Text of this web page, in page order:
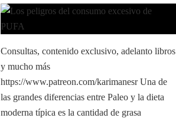
Consultas, contenido exclusivo, adelanto libros
y mucho más
https://www.patreon.com/karimanesr Una de
las grandes diferencias entre Paleo y la dieta
moderna típica es la cantidad de grasa